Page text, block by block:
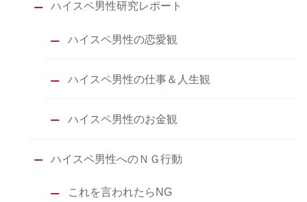
ハイスペ男性研究レポート
ハイスペ男性の恋愛観
ハイスペ男性の仕事＆人生観
ハイスペ男性のお金観
ハイスペ男性へのＮＧ行動
これを言われたらNG